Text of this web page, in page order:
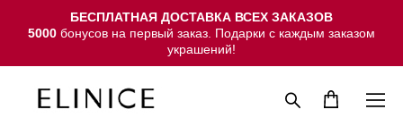
БЕСПЛАТНАЯ ДОСТАВКА ВСЕХ ЗАКАЗОВ
5000 бонусов на первый заказ. Подарки с каждым заказом
украшений!